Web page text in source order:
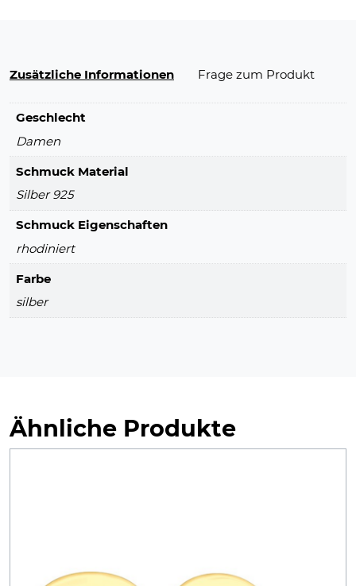
Zusätzliche Informationen Frage zum Produkt
Geschlecht
Damen
Schmuck Material
Silber 925
Schmuck Eigenschaften
rhodiniert
Farbe
silber
Ähnliche Produkte